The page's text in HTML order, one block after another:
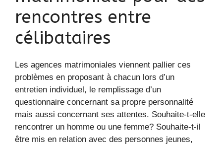
rencontres entre
célibataires
Les agences matrimoniales viennent pallier ces
problèmes en proposant à chacun lors d’un
entretien individuel, le remplissage d’un
questionnaire concernant sa propre personnalité
mais aussi concernant ses attentes. Souhaite-t-elle
rencontrer un homme ou une femme? Souhaite-t-il
être mis en relation avec des personnes jeunes,